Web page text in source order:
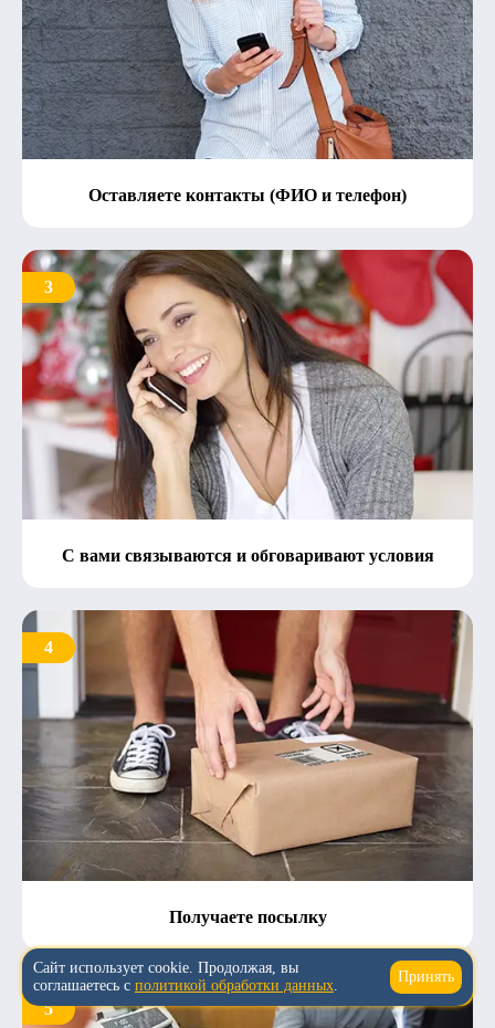
Оставляете контакты (ФИО и телефон)
3
С вами связываются и обговаривают условия
4
Получаете посылку
5
↑
Сайт использует cookie. Продолжая, вы
соглашаетесь с политикой обработки данных.
Принять